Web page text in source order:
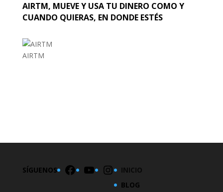
AIRTM, MUEVE Y USA TU DINERO COMO Y
CUANDO QUIERAS, EN DONDE ESTÉS
AIRTM
SÍGUENOS FacebookYouTubeInstagram
INICIO
BLOG